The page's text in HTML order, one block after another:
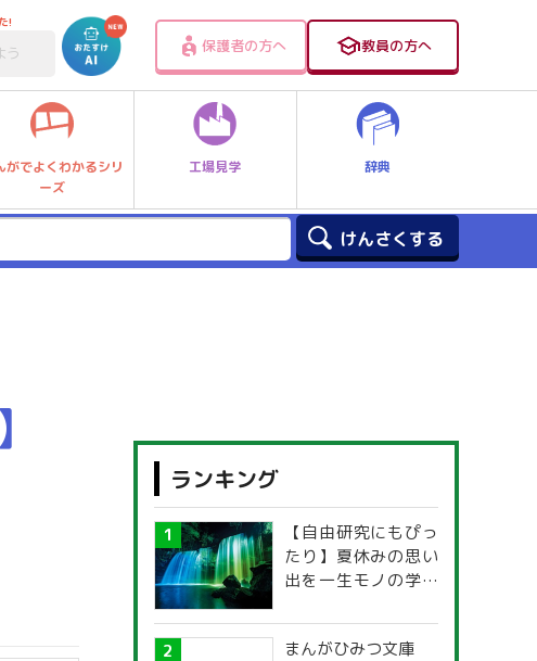
!
保護者の方へ 教員の方へ
がでよくわかるシリ
ーズ
工場見学 辞典
ランキング
【自由研究にもぴっ
たり】夏休みの思い
出を一生モノの学び
探究ガイド
まんがひみつ文庫